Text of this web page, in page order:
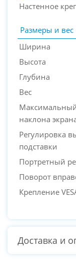
Настенное
Размеры и вес
Ширина
Высота
Глубина
Вес
наклона
Регулировка
подставки
Портретный
Поворот
Крепление
Доставка и